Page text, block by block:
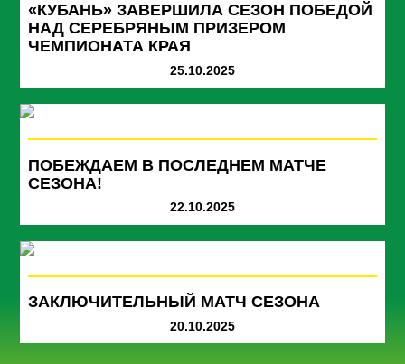
«КУБАНЬ» ЗАВЕРШИЛА СЕЗОН ПОБЕДОЙ
НАД СЕРЕБРЯНЫМ ПРИЗЕРОМ
ЧЕМПИОНАТА КРАЯ
25.10.2025
ПОБЕЖДАЕМ В ПОСЛЕДНЕМ МАТЧЕ
СЕЗОНА!
22.10.2025
ЗАКЛЮЧИТЕЛЬНЫЙ МАТЧ СЕЗОНА
20.10.2025